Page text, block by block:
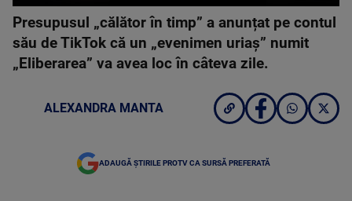
Presupusul „călător în timp” a anunțat pe contul
său de TikTok că un „evenimen uriaș” numit
„Eliberarea” va avea loc în câteva zile.
ALEXANDRA MANTA
ADAUGĂ ȘTIRILE PROTV CA SURSĂ PREFERATĂ